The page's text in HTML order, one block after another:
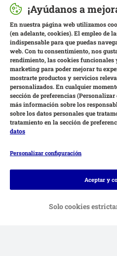
Métodos de pago
Contra-reembolso
¡Ayúdanos a
En nuestra página web utilizamos
(en adelante, cookies). El empleo de
indispensable para que puedas
web. Con tu consentimiento, nos
rendimiento, las cookies funcionales
marketing para poder mejorar tu
mostrarte productos y servicios
personalizados. En cualquier
sección de preferencias
más información sobre los
sobre los datos personales que
tratamiento en la sección de
datos
Personalizar configuración
Solo cookies
Aceptar y